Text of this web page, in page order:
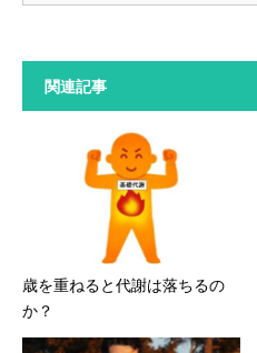
関連記事
歳を重ねると代謝は落ちるの
か？